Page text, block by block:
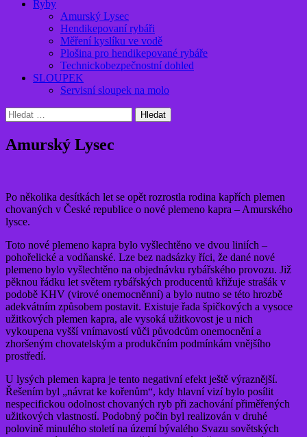
Ryby
Amurský Lysec
Hendikepovaní rybáři
Měření kyslíku ve vodě
Plošina pro hendikepované rybáře
Technickobezpečnostní dohled
SLOUPEK
Servisní sloupek na molo
Vyhledávání
Amurský Lysec
Po několika desítkách let se opět rozrostla rodina kapřích plemen
chovaných v České republice o nové plemeno kapra – Amurského
lysce.
Toto nové plemeno kapra bylo vyšlechtěno ve dvou liniích –
pohořelické a vodňanské. Lze bez nadsázky říci, že dané nové
plemeno bylo vyšlechtěno na objednávku rybářského provozu. Již
pěknou řádku let světem rybářských producentů křižuje strašák v
podobě KHV (virové onemocněnní) a bylo nutno se této hrozbě
adekvátním způsobem postavit. Existuje řada špičkových a vysoce
užitkových plemen kapra, ale vysoká užitkovost je u nich
vykoupena vyšší vnímavostí vůči původcům onemocnění a
zhoršeným chovatelským a produkčním podmínkám vnějšího
prostředí.
U lysých plemen kapra je tento negativní efekt ještě výraznější.
Řešením byl „návrat ke kořenům“, kdy hlavní vizí bylo posílit
nespecifickou odolnost chovaných ryb při zachování přiměřených
užitkových vlastností. Podobný počin byl realizován v druhé
polovině minulého století na území bývalého Svazu sovětských